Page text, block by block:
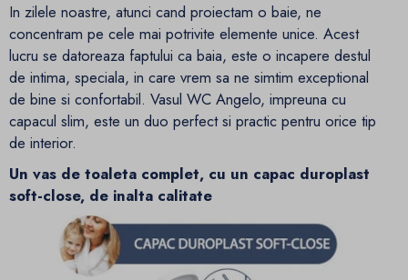
In zilele noastre, atunci cand proiectam o baie, ne
concentram pe cele mai potrivite elemente unice. Acest
lucru se datoreaza faptului ca baia, este o incapere destul
de intima, speciala, in care vrem sa ne simtim exceptional
de bine si confortabil. Vasul WC Angelo, impreuna cu
capacul slim, este un duo perfect si practic pentru orice tip
de interior.
Un vas de toaleta complet, cu un capac duroplast
soft-close, de inalta calitate